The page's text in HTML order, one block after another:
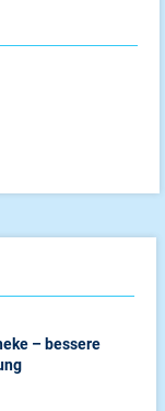
– bessere